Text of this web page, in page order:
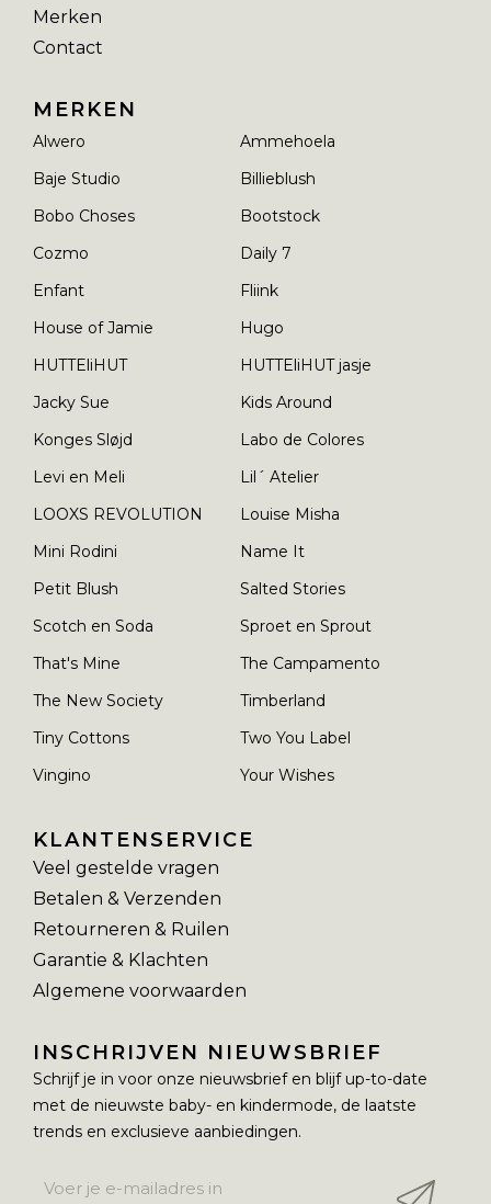
Merken
Contact
MERKEN
Alwero
Ammehoela
Baje Studio
Billieblush
Bobo Choses
Bootstock
Cozmo
Daily 7
Enfant
Fliink
House of Jamie
Hugo
HUTTEliHUT
HUTTEliHUT jasje
Jacky Sue
Kids Around
Konges Sløjd
Labo de Colores
Levi en Meli
Lil´ Atelier
LOOXS REVOLUTION
Louise Misha
Mini Rodini
Name It
Petit Blush
Salted Stories
Scotch en Soda
Sproet en Sprout
That's Mine
The Campamento
The New Society
Timberland
Tiny Cottons
Two You Label
Vingino
Your Wishes
KLANTENSERVICE
Veel gestelde vragen
Betalen & Verzenden
Retourneren & Ruilen
Garantie & Klachten
Algemene voorwaarden
INSCHRIJVEN NIEUWSBRIEF
Schrijf je in voor onze nieuwsbrief en blijf up-to-date
met de nieuwste baby- en kindermode, de laatste
trends en exclusieve aanbiedingen.